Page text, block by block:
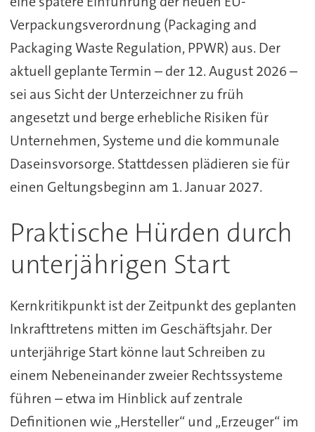
Verpackungsverordnung (Packaging and
Packaging Waste Regulation, PPWR) aus. Der
aktuell geplante Termin – der 12. August 2026 –
sei aus Sicht der Unterzeichner zu früh
angesetzt und berge erhebliche Risiken für
Unternehmen, Systeme und die kommunale
Daseinsvorsorge. Stattdessen plädieren sie für
einen Geltungsbeginn am 1. Januar 2027.
Praktische Hürden durch
unterjährigen Start
Kernkritikpunkt ist der Zeitpunkt des geplanten
Inkrafttretens mitten im Geschäftsjahr. Der
unterjährige Start könne laut Schreiben zu
einem Nebeneinander zweier Rechtssysteme
führen – etwa im Hinblick auf zentrale
Definitionen wie „Hersteller“ und „Erzeuger“ im